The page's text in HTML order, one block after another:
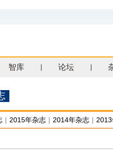
智库 论坛
| 2015年杂志 | 2014年杂志 |